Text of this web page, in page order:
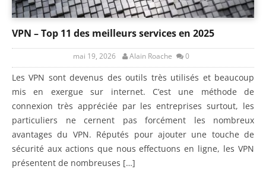
VPN – Top 11 des meilleurs services en 2025
mai 19, 2026 Alain Roache 0
Les VPN sont devenus des outils très utilisés et beaucoup
mis en exergue sur internet. C’est une méthode de
connexion très appréciée par les entreprises surtout, les
particuliers ne cernent pas forcément les nombreux
avantages du VPN. Réputés pour ajouter une touche de
sécurité aux actions que nous effectuons en ligne, les VPN
présentent de nombreuses […]